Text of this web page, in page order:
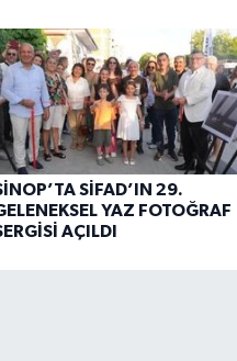
SİFAD’IN 29.
YAZ FOTOĞRAF
AÇILDI